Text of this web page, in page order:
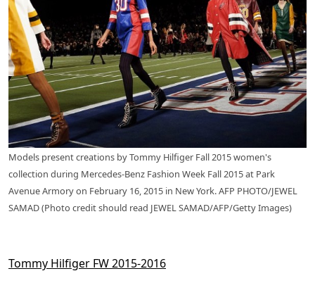
Models present creations by Tommy Hilfiger Fall 2015 women's
collection during Mercedes-Benz Fashion Week Fall 2015 at Park
Avenue Armory on February 16, 2015 in New York. AFP PHOTO/JEWEL
SAMAD (Photo credit should read JEWEL SAMAD/AFP/Getty Images)
Tommy Hilfiger FW 2015-2016